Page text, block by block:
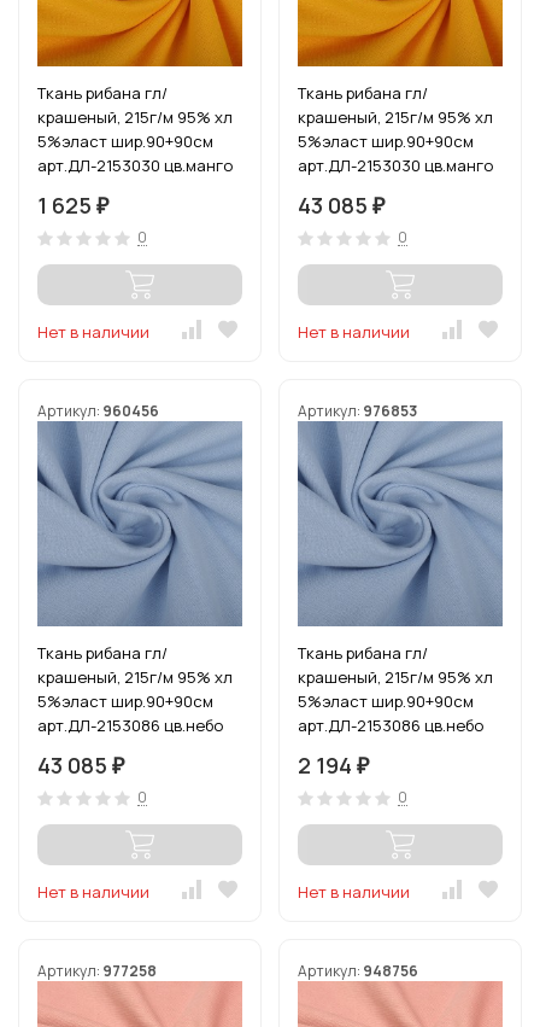
Ткань рибана гл/
крашеный, 215г/м 95% хл
5%эласт шир.90+90см
арт.ДЛ-2153030 цв.манго
1 625 ₽
0
Нет в наличии
Ткань рибана гл/
крашеный, 215г/м 95% хл
5%эласт шир.90+90см
арт.ДЛ-2153030 цв.манго
43 085 ₽
0
Нет в наличии
Артикул: 960456
Ткань рибана гл/
крашеный, 215г/м 95% хл
5%эласт шир.90+90см
арт.ДЛ-2153086 цв.небо
43 085 ₽
0
Нет в наличии
Артикул: 976853
Ткань рибана гл/
крашеный, 215г/м 95% хл
5%эласт шир.90+90см
арт.ДЛ-2153086 цв.небо
2 194 ₽
0
Нет в наличии
Артикул: 977258 Артикул: 948756